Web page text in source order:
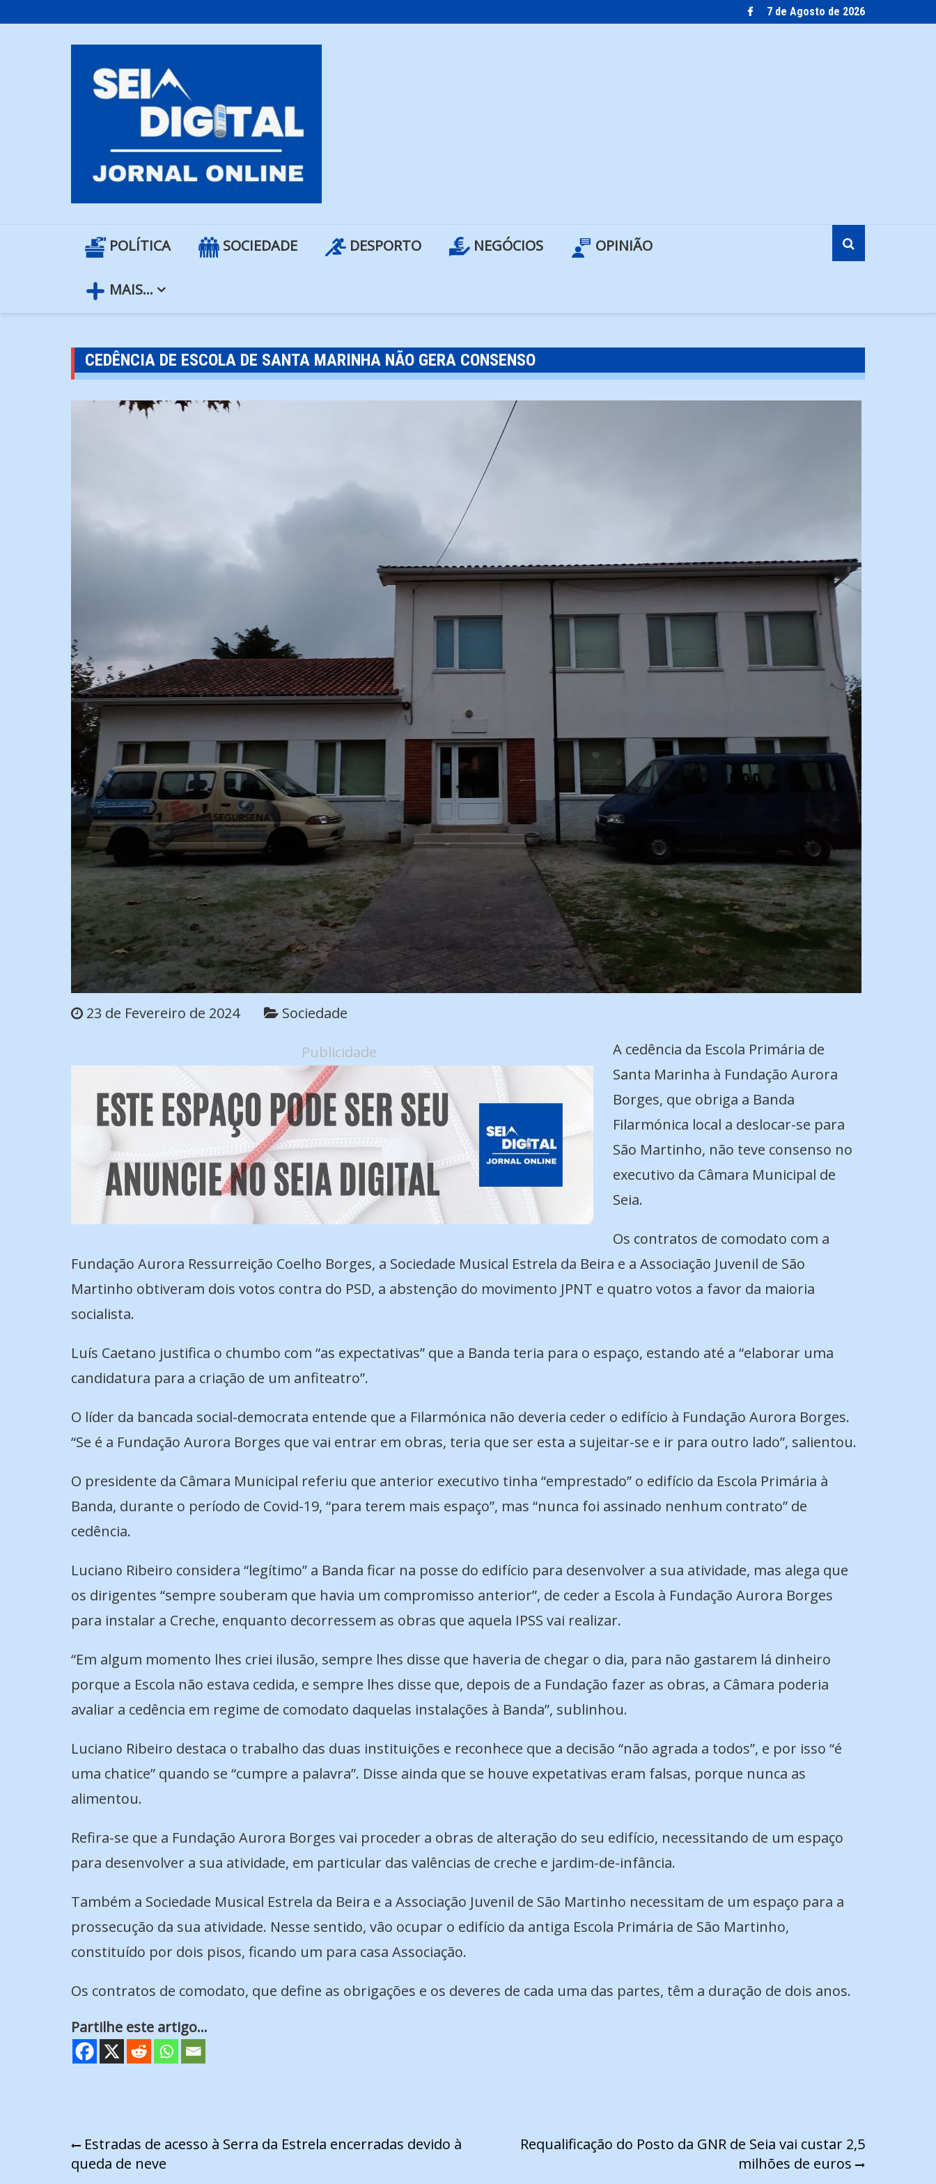
to
7 de Agosto de 2026
POLÍTICA SOCIEDADE DESPORTO NEGÓCIOS OPINIÃO
MAIS…
CEDÊNCIA DE ESCOLA DE SANTA MARINHA NÃO GERA CONSENSO
23 de Fevereiro de 2024 Sociedade
Publicidade
A cedência da Escola Primária de
Santa Marinha à Fundação Aurora
Borges, que obriga a Banda
Filarmónica local a deslocar-se para
São Martinho, não teve consenso no
executivo da Câmara Municipal de
Seia.
Os contratos de comodato com a
Fundação Aurora Ressurreição Coelho Borges, a Sociedade Musical Estrela da Beira e a Associação Juvenil de São
Martinho obtiveram dois votos contra do PSD, a abstenção do movimento JPNT e quatro votos a favor da maioria
socialista.
Luís Caetano justifica o chumbo com “as expectativas” que a Banda teria para o espaço, estando até a “elaborar uma
candidatura para a criação de um anfiteatro”.
O líder da bancada social-democrata entende que a Filarmónica não deveria ceder o edifício à Fundação Aurora Borges.
“Se é a Fundação Aurora Borges que vai entrar em obras, teria que ser esta a sujeitar-se e ir para outro lado”, salientou.
O presidente da Câmara Municipal referiu que anterior executivo tinha “emprestado” o edifício da Escola Primária à
Banda, durante o período de Covid-19, “para terem mais espaço”, mas “nunca foi assinado nenhum contrato” de
cedência.
Luciano Ribeiro considera “legítimo” a Banda ficar na posse do edifício para desenvolver a sua atividade, mas alega que
os dirigentes “sempre souberam que havia um compromisso anterior”, de ceder a Escola à Fundação Aurora Borges
para instalar a Creche, enquanto decorressem as obras que aquela IPSS vai realizar.
“Em algum momento lhes criei ilusão, sempre lhes disse que haveria de chegar o dia, para não gastarem lá dinheiro
porque a Escola não estava cedida, e sempre lhes disse que, depois de a Fundação fazer as obras, a Câmara poderia
avaliar a cedência em regime de comodato daquelas instalações à Banda”, sublinhou.
Luciano Ribeiro destaca o trabalho das duas instituições e reconhece que a decisão “não agrada a todos”, e por isso “é
uma chatice” quando se “cumpre a palavra”. Disse ainda que se houve expetativas eram falsas, porque nunca as
alimentou.
Refira-se que a Fundação Aurora Borges vai proceder a obras de alteração do seu edifício, necessitando de um espaço
para desenvolver a sua atividade, em particular das valências de creche e jardim-de-infância.
Também a Sociedade Musical Estrela da Beira e a Associação Juvenil de São Martinho necessitam de um espaço para a
prossecução da sua atividade. Nesse sentido, vão ocupar o edifício da antiga Escola Primária de São Martinho,
constituído por dois pisos, ficando um para casa Associação.
Os contratos de comodato, que define as obrigações e os deveres de cada uma das partes, têm a duração de dois anos.
Partilhe este artigo...
Navegação
de
Estradas de acesso à Serra da Estrela encerradas devido à
queda de neve
Requalificação do Posto da GNR de Seia vai custar 2,5
milhões de euros